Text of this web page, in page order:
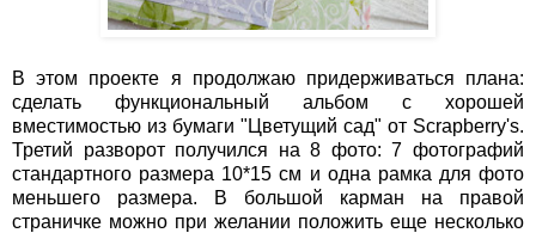
В этом проекте я продолжаю придерживаться плана:
сделать функциональный альбом с хорошей
вместимостью из бумаги "Цветущий сад" от Scrapberry's.
Третий разворот получился на 8 фото: 7 фотографий
стандартного размера 10*15 см и одна рамка для фото
меньшего размера. В большой карман на правой
страничке можно при желании положить еще несколько